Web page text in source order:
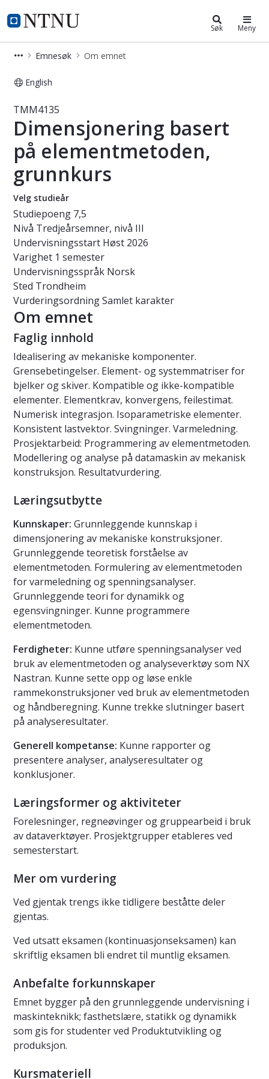
NTNU Hjemmeside
Studier Søk Meny
Emnesøk Om emnet
English
Emne - Dimensjonering basert på
TMM4135
Dimensjonering basert
på elementmetoden,
grunnkurs
Velg studieår
Studiepoeng 7,5
Nivå Tredjeårsemner, nivå III
Undervisningsstart Høst 2026
Varighet 1 semester
Undervisningsspråk Norsk
Sted Trondheim
VurderingsordningSamlet karakter
Om emnet
Faglig innhold
Idealisering av mekaniske komponenter.
Grensebetingelser. Element- og systemmatriser for
bjelker og skiver. Kompatible og ikke-kompatible
elementer. Elementkrav, konvergens, feilestimat.
Numerisk integrasjon. Isoparametriske elementer.
Konsistent lastvektor. Svingninger. Varmeledning.
Prosjektarbeid: Programmering av elementmetoden.
Modellering og analyse på datamaskin av mekanisk
konstruksjon. Resultatvurdering.
Læringsutbytte
Kunnskaper: Grunnleggende kunnskap i
dimensjonering av mekaniske konstruksjoner.
Grunnleggende teoretisk forståelse av
elementmetoden. Formulering av elementmetoden
for varmeledning og spenningsanalyser.
Grunnleggende teori for dynamikk og
egensvingninger. Kunne programmere
elementmetoden.
Ferdigheter: Kunne utføre spenningsanalyser ved
bruk av elementmetoden og analyseverktøy som NX
Nastran. Kunne sette opp og løse enkle
rammekonstruksjoner ved bruk av elementmetoden
og håndberegning. Kunne trekke slutninger basert
på analyseresultater.
Generell kompetanse: Kunne rapporter og
presentere analyser, analyseresultater og
konklusjoner.
Læringsformer og aktiviteter
Forelesninger, regneøvinger og gruppearbeid i bruk
av dataverktøyer. Prosjektgrupper etableres ved
semesterstart.
Mer om vurdering
Ved gjentak trengs ikke tidligere beståtte deler
gjentas.
Ved utsatt eksamen (kontinuasjonseksamen) kan
skriftlig eksamen bli endret til muntlig eksamen.
Anbefalte forkunnskaper
Emnet bygger på den grunnleggende undervisning i
maskinteknikk; fasthetslære, statikk og dynamikk
som gis for studenter ved Produktutvikling og
produksjon.
Kursmateriell